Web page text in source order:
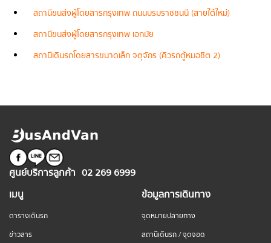
สถานีขนส่งผู้โดยสารกรุงเทพ ถนนบรมราชชนนี (สายใต้ใหม่)
สถานีขนส่งผู้โดยสารกรุงเทพ เอกมัย
สถานีเดินรถโดยสารขนาดเล็ก จตุจักร (คิวรถตู้หมอชิต 2)
ศูนย์บริการลูกค้า 02 269 6999
เมนู
ตารางเดินรถ
ข่าวสาร
ข้อมูลการเดินทาง
จุดหมายปลายทาง
สถานีเดินรถ / จุดจอด